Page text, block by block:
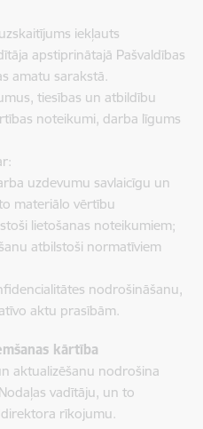
iekļauts
apstiprinātajā Pašvaldības
amatu sarakstā.
tiesības un atbildību
noteikumi, darba līgums
uzdevumu savlaicīgu un
materiālo vērtību
lietošanas noteikumiem;
atbilstoši normatīviem
nodrošināšanu,
aktu prasībām.
kārtība
aktualizēšanu nodrošina
vadītāju, un to
rīkojumu.